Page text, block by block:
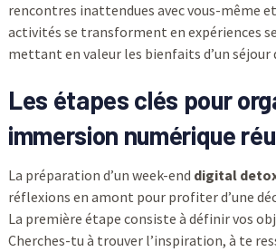
rencontres inattendues avec vous-même
activités se transforment en expériences
mettant en valeur les bienfaits d’un séjour
Les étapes clés pour
immersion numérique
La préparation d’un week-end digital
réflexions en amont pour profiter d’une
La première étape consiste à définir vos
Cherches-tu à trouver l’inspiration, à te